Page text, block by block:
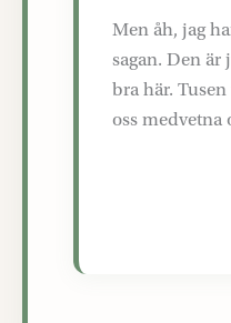
Men åh, jag
sagan. Den är
bra här.
oss medvetna